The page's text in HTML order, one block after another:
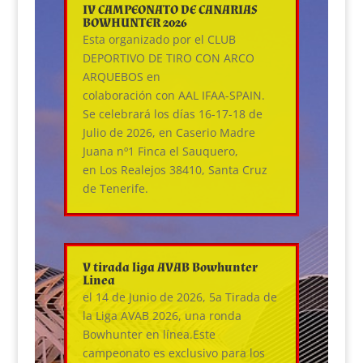
IV CAMPEONATO DE CANARIAS
BOWHUNTER 2026
Esta organizado por el CLUB
DEPORTIVO DE TIRO CON ARCO
ARQUEBOS en
colaboración con AAL IFAA-SPAIN.
Se celebrará los días 16-17-18 de
Julio de 2026, en Caserio Madre
Juana nº1 Finca el Sauquero,
en Los Realejos 38410, Santa Cruz
de Tenerife.
V tirada liga AVAB Bowhunter
Linea
el 14 de Junio de 2026, 5a Tirada de
la Liga AVAB 2026, una ronda
Bowhunter en línea.Este
campeonato es exclusivo para los